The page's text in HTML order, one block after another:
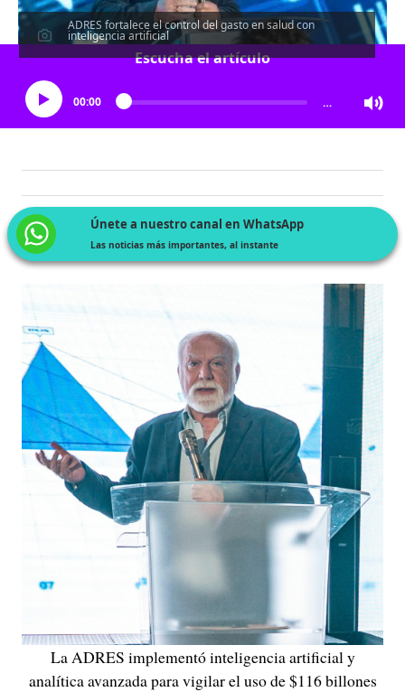
ADRES fortalece el control del gasto en salud con
inteligencia artificial
Escucha el artículo
00:00 …
Únete a nuestro canal en WhatsApp
Las noticias más importantes, al instante
La ADRES implementó inteligencia artificial y
analítica avanzada para vigilar el uso de $116 billones